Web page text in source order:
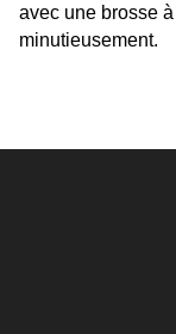
avec une brosse
minutieusement.